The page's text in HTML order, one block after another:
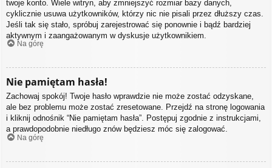
twoje konto. Wiele witryn, aby zmniejszyć rozmiar bazy danych,
cyklicznie usuwa użytkowników, którzy nic nie pisali przez dłuższy czas.
Jeśli tak się stało, spróbuj zarejestrować się ponownie i bądź bardziej
aktywnym i zaangażowanym w dyskusje użytkownikiem.
Na górę
Nie pamiętam hasła!
Zachowaj spokój! Twoje hasło wprawdzie nie może zostać odzyskane,
ale bez problemu może zostać zresetowane. Przejdź na stronę logowania
i kliknij odnośnik “Nie pamiętam hasła”. Postępuj zgodnie z instrukcjami,
a prawdopodobnie niedługo znów będziesz móc się zalogować.
Na górę